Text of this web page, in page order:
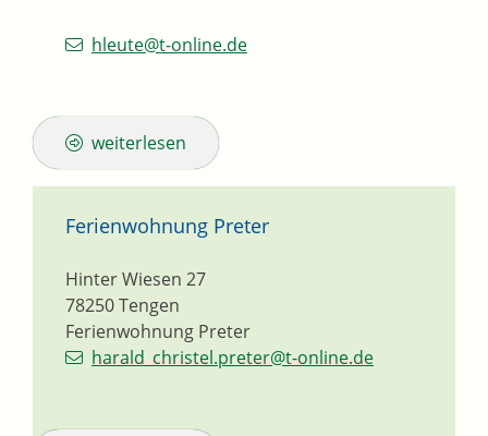
hleute@t-online.de
weiterlesen
Ferienwohnung Preter
Ferienwohnung Preter
Hinter Wiesen 27
78250Tengen
harald_christel.preter@t-online.de